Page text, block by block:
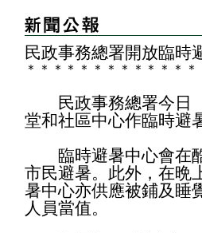
民政事務總署開放臨時
＊ ＊ ＊ ＊ ＊ ＊ ＊ ＊ ＊ ＊ ＊ ＊ ＊
民政事務總署今日（
堂和社區中心作臨時避
臨時避暑中心會在酷
市民避暑。此外，在晩
暑中心亦供應被鋪及睡
人員當值。